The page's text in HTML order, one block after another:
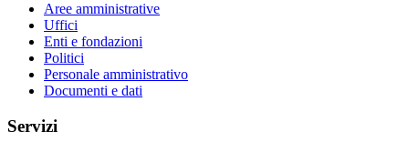
Aree amministrative
Uffici
Enti e fondazioni
Politici
Personale amministrativo
Documenti e dati
Servizi